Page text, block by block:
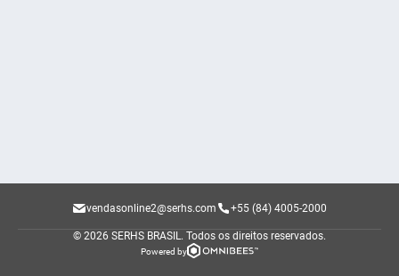
vendasonline2@serhs.com +55 (84) 4005-2000
© 2026 SERHS BRASIL. Todos os direitos reservados.
Powered by